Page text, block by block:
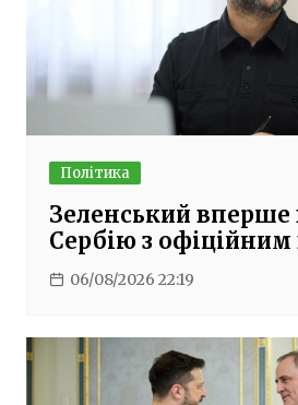
Політика
Зеленський вперше
Сербію з офіційним
06/08/2026 22:19